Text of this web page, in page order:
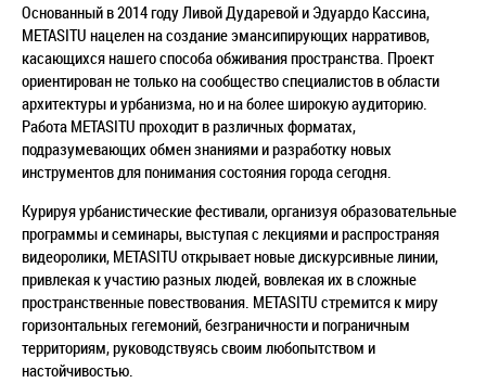
Основанный в 2014 году Ливой Дударевой и Эдуардо Кассина,
METASITU нацелен на создание эмансипирующих нарративов,
касающихся нашего способа обживания пространства. Проект
ориентирован не только на сообщество специалистов в области
архитектуры и урбанизма, но и на более широкую аудиторию.
Работа METASITU проходит в различных форматах,
подразумевающих обмен знаниями и разработку новых
инструментов для понимания состояния города сегодня.
Курируя урбанистические фестивали, организуя образовательные
программы и семинары, выступая с лекциями и распространяя
видеоролики, METASITU открывает новые дискурсивные линии,
привлекая к участию разных людей, вовлекая их в сложные
пространственные повествования. METASITU стремится к миру
горизонтальных гегемоний, безграничности и пограничным
территориям, руководствуясь своим любопытством и
настойчивостью.